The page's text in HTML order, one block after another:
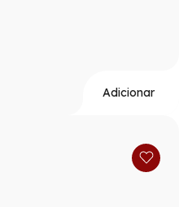
Adicionar